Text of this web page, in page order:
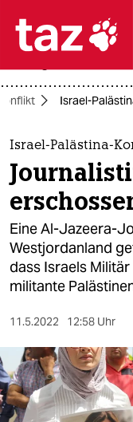

themen
politik
öko
gesellschaft
kultur
sport
berlin
nord
Israel-
Israel-Palästina-
Eine Al-Jazeera-
Westjordanland
dass Israels
militante
11.5.2022 12:58 Uhr